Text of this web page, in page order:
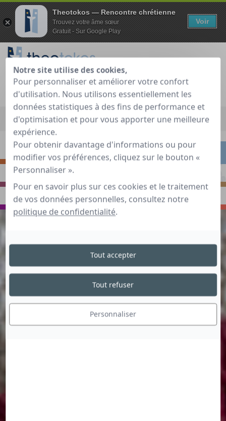
Je teste gratuitement Déjà membre ?
Accueil»Guide de rencontre chrétienne»Rencontrer »
Rencontre : 5 clefs pour construire un amour durable
S'INTERROGER RENCONTRER
PRIER
VOYAGER ECHANGER
Theotokos — Rencontre chrétienne
Trouvez votre âme sœur
Gratuit - Sur Google Play
Voir
Notre site utilise des cookies,
Pour personnaliser et améliorer votre confort
d'utilisation. Nous utilisons essentiellement les
données statistiques à des fins de performance et
d'optimisation et pour vous apporter une meilleure
expérience.
Pour obtenir davantage d'informations ou pour
modifier vos préférences, cliquez sur le bouton «
Personnaliser ».
Pour en savoir plus sur ces cookies et le traitement
de vos données personnelles, consultez notre
politique de confidentialité.
Personnaliser
Tout refuser
Tout accepter